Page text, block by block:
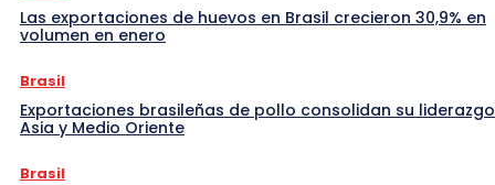
Las exportaciones de huevos en Brasil crecieron 30,9% en
volumen en enero
Brasil
Exportaciones brasileñas de pollo consolidan su
Asia y Medio Oriente
Brasil